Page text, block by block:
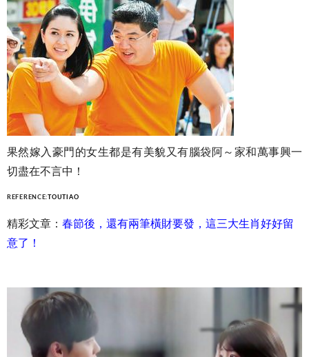
果然嫁入豪門的女生都是有美貌又有腦袋阿～家和萬事興一
切盡在不言中！
REFERENCE:TOUTIAO
精彩文章： 春節後，還有兩筆橫財要發，這三大生肖好好留
意了！